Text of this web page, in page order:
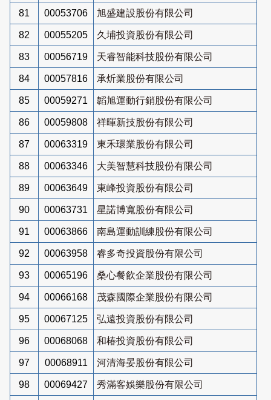
81 00053706 旭盛建設股份有限公司
82 00055205 久埔投資股份有限公司
83 00056719 天睿智能科技股份有限公司
84 00057816 承炘業股份有限公司
85 00059271 韜旭運動行銷股份有限公司
86 00059808 祥暉新技股份有限公司
87 00063319 東禾環業股份有限公司
88 00063346 大美智慧科技股份有限公司
89 00063649 東峰投資股份有限公司
90 00063731 星諾博寬股份有限公司
91 00063866 南島運動訓練股份有限公司
92 00063958 睿多奇投資股份有限公司
93 00065196 桑心餐飲企業股份有限公司
94 00066168 茂森國際企業股份有限公司
95 00067125 弘遠投資股份有限公司
96 00068068 和椿投資股份有限公司
97 00068911 河清海晏股份有限公司
98 00069427 秀滿客娛樂股份有限公司